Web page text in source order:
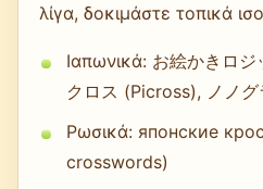
λίγα, δοκιμάστε τοπικά
Ιαπωνικά: お絵かきロ
クロス (Picross), ノノ
Ρωσικά: японские
crosswords)